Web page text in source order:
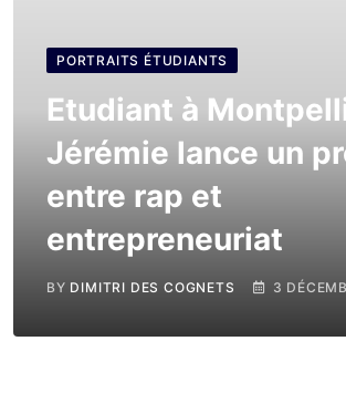
PORTRAITS ÉTUDIANTS
Etudiant à
Jérémie lance un
entre rap et
entrepreneuriat
BY DIMITRI DES COGNETS 3